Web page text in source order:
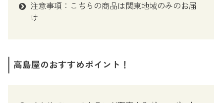
注意事項：こちらの商品は関東地域のみのお届
け
高島屋のおすすめポイント！